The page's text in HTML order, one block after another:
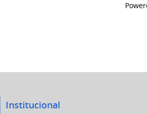
Institucional